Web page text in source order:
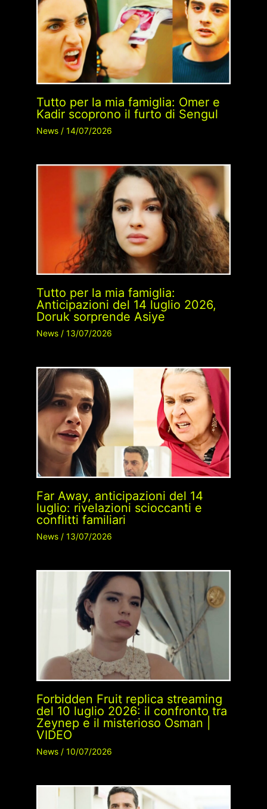
Tutto per la mia famiglia: Omer e
Kadir scoprono il furto di Sengul
News/ 14/07/2026
Tutto per la mia famiglia:
Anticipazioni del 14 luglio 2026,
Doruk sorprende Asiye
News/ 13/07/2026
Far Away, anticipazioni del 14
luglio: rivelazioni scioccanti e
conflitti familiari
News/ 13/07/2026
Forbidden Fruit replica streaming
del 10 luglio 2026: il confronto tra
Zeynep e il misterioso Osman |
VIDEO
News/ 10/07/2026